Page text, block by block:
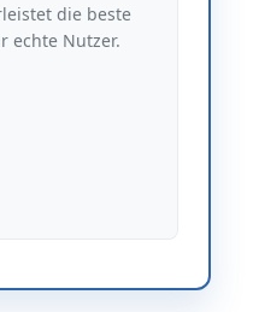
die beste
echte Nutzer.